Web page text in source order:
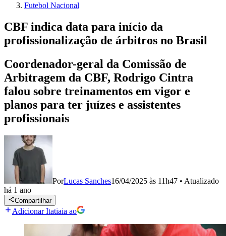
Futebol Nacional
CBF indica data para início da
profissionalização de árbitros no Brasil
Coordenador-geral da Comissão de
Arbitragem da CBF, Rodrigo Cintra
falou sobre treinamentos em vigor e
planos para ter juízes e assistentes
profissionais
PorLucas Sanches16/04/2025 às 11h47 • Atualizado
há 1 ano
Compartilhar
Adicionar Itatiaia ao